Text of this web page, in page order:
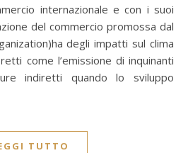
internazionale e con i suoi
del commercio promossa dal
degli impatti sul clima
come l’emissione di inquinanti
indiretti quando lo sviluppo
TUTTO